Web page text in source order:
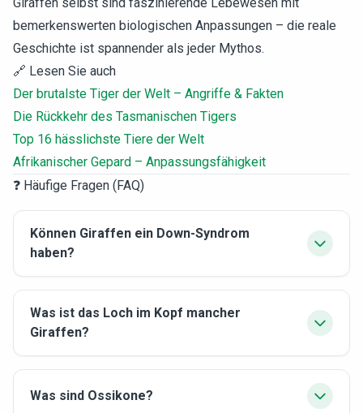
bemerkenswerten biologischen Anpassungen – die reale
Geschichte ist spannender als jeder Mythos.
🔗 Lesen Sie auch
Der brutalste Tiger der Welt – Angriffe & Fakten
Die Rückkehr des Tasmanischen Tigers
Top 16 hässlichste Tiere der Welt
Afrikanischer Gepard – Anpassungsfähigkeit
❓ Häufige Fragen (FAQ)
Können Giraffen ein Down-Syndrom
haben?
Was ist das Loch im Kopf mancher
Giraffen?
Was sind Ossikone?